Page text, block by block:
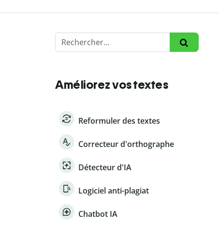
Améliorez vos textes
Reformuler des textes
Correcteur d'orthographe
Détecteur d'IA
Logiciel anti-plagiat
Chatbot IA